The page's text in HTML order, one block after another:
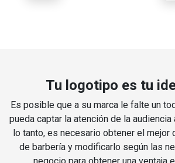
Tu logotipo es tu
Es posible que a su marca le falte un
pueda captar la atención de la
lo tanto, es necesario obtener el
de barbería y modificarlo según las